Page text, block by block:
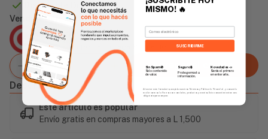
Disponible Online
Vendido Por:
Agencia Global
2 días - Tiempo de Entrega Promedio
Agregar al carrito
Descripción
Este artículo es popular
Envío gratis en compras mayores a L 1,500
MISMO! 🔥
Email
SUSCRIBIRME
Sin Spam 🚫
Solo contenido
de valor.
Seguro 🔒
Protegemos tu
información.
Novedades 📣
Serás el primero
en enterarte.
Al enviar este formulario, aceptás nuestros Términos y Política de Privacidad, y consentís
recibir correos de Fierros con novedades, productos y eventos. Este consentimiento no es
obligatorio para comprar.